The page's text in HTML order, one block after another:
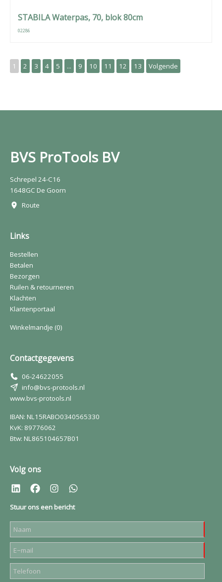
STABILA Waterpas, 70, blok 80cm
02286
1 2 3 4 5 ... 9 10 11 12 13 Volgende
BVS ProTools BV
Schrepel 24-C16
1648GC De Goorn
Route
Links
Bestellen
Betalen
Bezorgen
Ruilen & retourneren
Klachten
Klantenportaal
Winkelmandje (0)
Contactgegevens
06-24622055
info@bvs-protools.nl
www.bvs-protools.nl
IBAN: NL15RABO0340565330
KvK: 89776062
Btw: NL865104657B01
Volg ons
Stuur ons een bericht